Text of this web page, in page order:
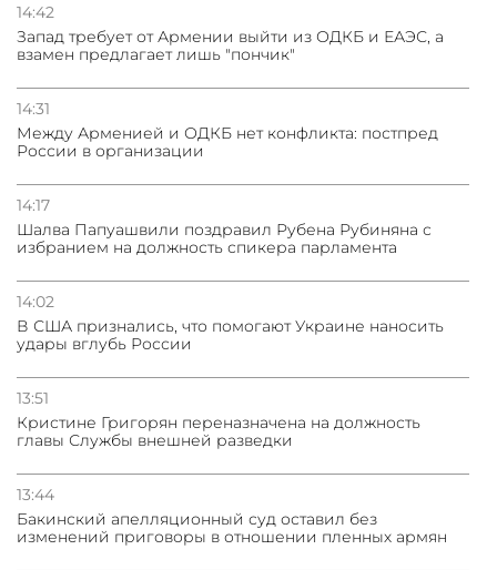
14:42
Запад требует от Армении выйти из ОДКБ и ЕАЭС, а
взамен предлагает лишь "пончик"
14:31
Между Арменией и ОДКБ нет конфликта: постпред
России в организации
14:17
Шалва Папуашвили поздравил Рубена Рубиняна с
избранием на должность спикера парламента
14:02
В США признались, что помогают Украине наносить
удары вглубь России
13:51
Кристине Григорян переназначена на должность
главы Службы внешней разведки
13:44
Бакинский апелляционный суд оставил без
изменений приговоры в отношении пленных армян